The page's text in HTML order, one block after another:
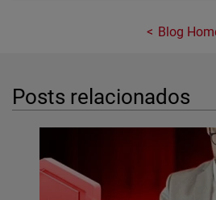
Blog
Posts relacionados